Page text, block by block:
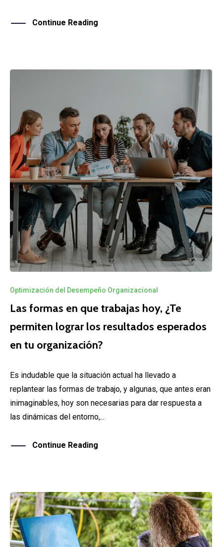
Continue Reading
Optimización del Desempeño Organizacional
Las formas en que trabajas hoy, ¿Te
permiten lograr los resultados esperados
en tu organización?
Es indudable que la situación actual ha llevado a
replantear las formas de trabajo, y algunas, que antes eran
inimaginables, hoy son necesarias para dar respuesta a
las dinámicas del entorno,...
Continue Reading